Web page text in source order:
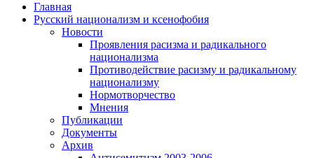
Главная
Русский национализм и ксенофобия
Новости
Проявления расизма и радикального
национализма
Противодействие расизму и радикальному
национализму
Нормотворчество
Мнения
Публикации
Документы
Архив